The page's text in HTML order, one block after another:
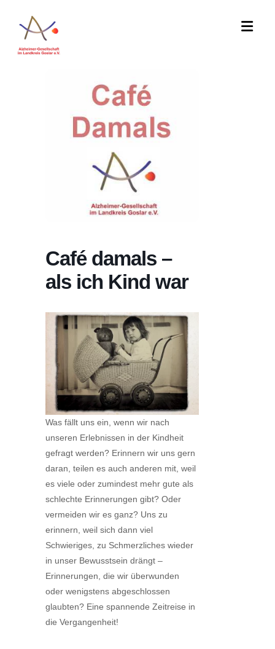
Café damals –
als ich Kind war
Was fällt uns ein, wenn wir nach
unseren Erlebnissen in der Kindheit
gefragt werden? Erinnern wir uns gern
daran, teilen es auch anderen mit, weil
es viele oder zumindest mehr gute als
schlechte Erinnerungen gibt? Oder
vermeiden wir es ganz? Uns zu
erinnern, weil sich dann viel
Schwieriges, zu Schmerzliches wieder
in unser Bewusstsein drängt –
Erinnerungen, die wir überwunden
oder wenigstens abgeschlossen
glaubten? Eine spannende Zeitreise in
die Vergangenheit!